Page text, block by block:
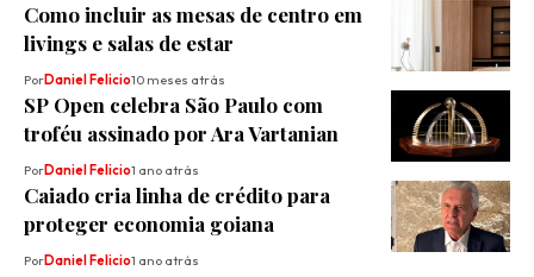
Como incluir as mesas de centro em
livings e salas de estar
PorDaniel Felicio10 meses atrás
SP Open celebra São Paulo com
troféu assinado por Ara Vartanian
PorDaniel Felicio1 ano atrás
Caiado cria linha de crédito para
proteger economia goiana
PorDaniel Felicio1 ano atrás